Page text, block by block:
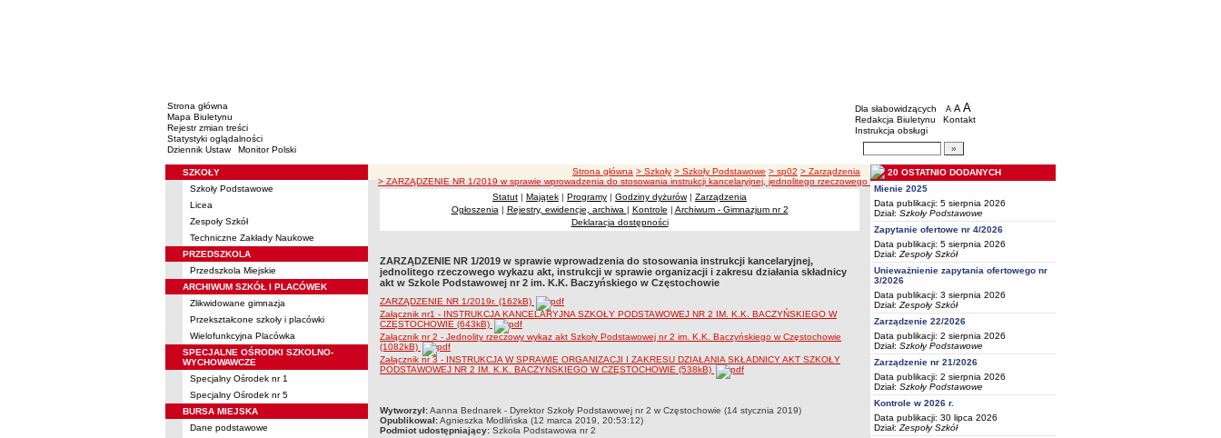
Strona główna
Mapa Biuletynu
Rejestr zmian treści
Statystyki oglądalności
Dziennik Ustaw
Monitor Polski
BIP - Oświata Częstochowa
Menu dodatkowe
Dla słabowidzących A pomniejsz czcionkę
A standardowy rozmiar czcionki
A
Redakcja Biuletynu
Kontakt
Instrukcja obsługi
Wyszukiwarka artykułów
Menu
SZKOŁY
Szkoły Podstawowe
Licea
Zespoły Szkół
Techniczne Zakłady Naukowe
PRZEDSZKOLA
Przedszkola Miejskie
ARCHIWUM SZKÓŁ I PLACÓWEK
Zlikwidowane gimnazja
Przekształcone szkoły i placówki
Wielofunkcyjna Placówka
SPECJALNE OŚRODKI SZKOLNO-
WYCHOWAWCZE
Specjalny Ośrodek nr 1
Specjalny Ośrodek nr 5
BURSA MIEJSKA
Dane podstawowe
ścieżka nawigacji
Strona główna > Szkoły > Szkoły Podstawowe > sp02 > Zarządzenia
> ZARZĄDZENIE NR 1/2019 w sprawie wprowadzenia do stosowania instrukcji kancelaryjnej, jednolitego rzeczowego wykazu akt, instrukcji w sprawie organizacji i zakresu działania składnicy akt w
Statut | Majątek | Programy | Godziny dyżurów| Zarządzenia
Ogłoszenia | Rejestry, ewidencje, archiwa | Kontrole | Archiwum - Gimnazjum nr 2
Deklaracja dostępności
ZARZĄDZENIE NR 1/2019 w sprawie wprowadzenia do stosowania instrukcji kancelaryjnej,
jednolitego rzeczowego wykazu akt, instrukcji w sprawie organizacji i zakresu działania składnicy
akt w Szkole Podstawowej nr 2 im. K.K. Baczyńskiego w Częstochowie
ZARZĄDZENIE NR 1/2019r. (162kB)
Załącznik nr1 - INSTRUKCJA KANCELARYJNA SZKOŁY PODSTAWOWEJ NR 2 IM. K.K. BACZYŃSKIEGO W
CZĘSTOCHOWIE (643kB)
Załącznik nr 2 - Jednolity rzeczowy wykaz akt Szkoły Podstawowej nr 2 im. K.K. Baczyńskiego w Częstochowie
(1082kB)
Załącznik nr 3 - INSTRUKCJA W SPRAWIE ORGANIZACJI I ZAKRESU DZIAŁANIA SKŁADNICY AKT SZKOŁY
PODSTAWOWEJ NR 2 IM. K.K. BACZYŃSKIEGO W CZĘSTOCHOWIE (538kB)
metryczka
Wytworzył:Aanna Bednarek - Dyrektor Szkoły Podstawowej nr 2 w Częstochowie (14 stycznia 2019)
Opublikował:Agnieszka Modlińska (12 marca 2019, 20:53:12)
Podmiot udostępniający: Szkoła Podstawowa nr 2
20 OSTATNIO DODANYCH
Mienie 2025
Data publikacji: 5 sierpnia 2026
Dział: Szkoły Podstawowe
Zapytanie ofertowe nr 4/2026
Data publikacji: 5 sierpnia 2026
Dział: Zespoły Szkół
Unieważnienie zapytania ofertowego nr
3/2026
Data publikacji: 3 sierpnia 2026
Dział: Zespoły Szkół
Zarządzenie 22/2026
Data publikacji: 2 sierpnia 2026
Dział: Szkoły Podstawowe
Zarządzenie nr 21/2026
Data publikacji: 2 sierpnia 2026
Dział: Szkoły Podstawowe
Kontrole w 2026 r.
Data publikacji: 30 lipca 2026
Dział: Zespoły Szkół